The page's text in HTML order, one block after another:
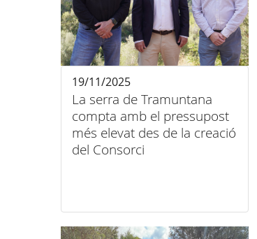
La serra de Tramuntana
compta amb el pressupost
més elevat des de la creació
del Consorci
19/11/2025